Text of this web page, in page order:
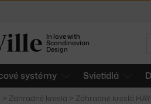
In love with
Scandinavian
Design
systémy Svietidlá
> Záhradné kreslá > Záhradné kreslá HAY